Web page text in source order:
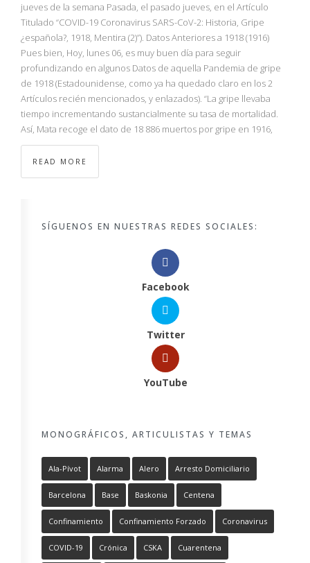
jueves de la semana Pasada, el pasado jueves, en el Artículo
Titulado “COVID-19 Coronavirus SARS-CoV-2: Historia, Gripe
¿española?, 1918, Mentira (2)”). Datos Anteriores a 1918 (1916)
Pues bien, Hoy, lunes 06, es muy buen día para seguir
profundizando en algunos Datos de aquella Pandemia de gripe
de 1918 (Estadounidense, como ya ha quedado claro en los 2
Artículos recién mencionados, y enlazados). “La gripe llevaba
tiempo incrementando sustancialmente su tasa de mortalidad.
Así, Mata recoge el dato de 18 886 muertos por gripe en 1916,
READ MORE
SÍGUENOS EN NUESTRAS REDES SOCIALES:
Facebook
Twitter
YouTube
MONOGRÁFICOS, ARTICULISTAS Y TEMAS
Ala-Pívot Alarma Alero Arresto Domiciliario
Barcelona Base Baskonia Centena
Confinamiento Confinamiento Forzado Coronavirus
COVID-19 Crónica CSKA Cuarentena